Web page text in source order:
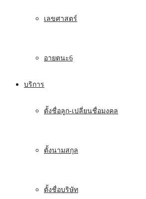
เลขศาสตร์
อายตนะ6
บริการ
ตั้งชื่อลูก-เปลี่ยนชื่อมงคล
ตั้งนามสกุล
ตั้งชื่อบริษัท